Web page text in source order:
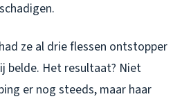
ze al drie flessen ontstopper
belde. Het resultaat? Niet
er nog steeds, maar haar